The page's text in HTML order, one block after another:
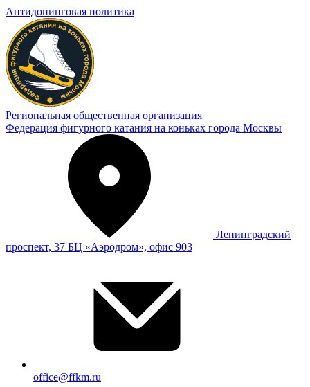
Антидопинговая политика
Региональная общественная организация
Федерация фигурного катания на коньках города Москвы
Ленинградский
проспект, 37 БЦ «Аэродром», офис 903
office@ffkm.ru